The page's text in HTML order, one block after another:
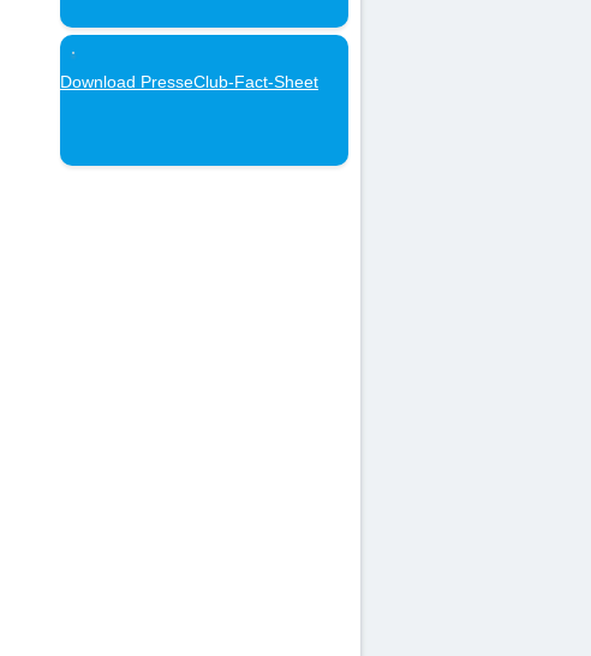
Download PresseClub-Fact-Sheet